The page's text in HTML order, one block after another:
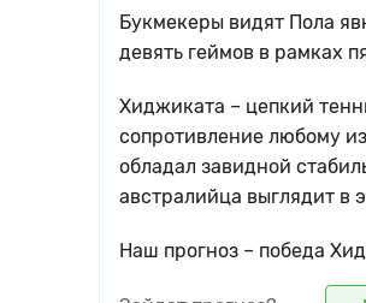
Букмекеры видят Пола
девять геймов в рамках
Хиджиката – цепкий
сопротивление любому
обладал завидной
австралийца выглядит в
Наш прогноз – победа